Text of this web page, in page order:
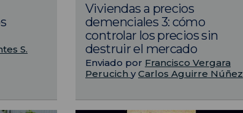
S.
Viviendas a precios
demenciales 3: cómo
controlar los precios sin
destruir el mercado
Enviado por Francisco Vergara
Perucich yCarlos Aguirre Núñez